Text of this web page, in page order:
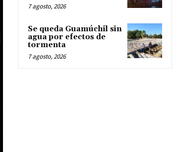
7 agosto, 2026
Se queda Guamúchil sin
agua por efectos de
tormenta
7 agosto, 2026